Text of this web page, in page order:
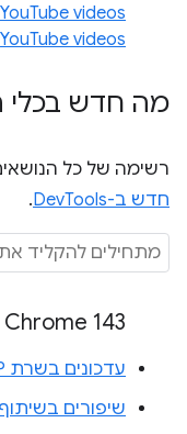
videos
YouTube videos
מה חדש בכלי
רשימה של כל
חדש ב-DevTools
.
Chrome 143
עדכונים בשרת MCP של כלי הפיתוח
שיפורים